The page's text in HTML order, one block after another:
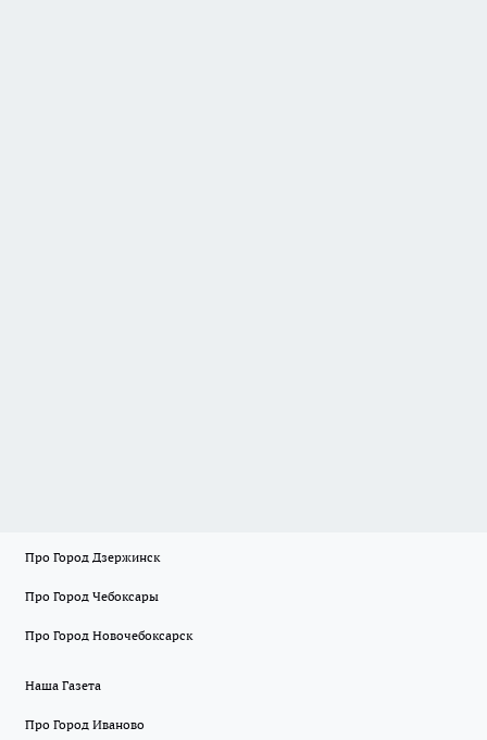
Про Город Дзержинск
Про Город Чебоксары
Про Город Новочебоксарск
Наша Газета
Про Город Иваново